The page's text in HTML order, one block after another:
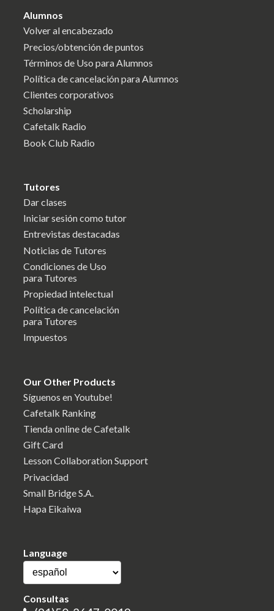
Alumnos
Volver al encabezado
Precios/obtención de puntos
Términos de Uso para Alumnos
Política de cancelación para Alumnos
Clientes corporativos
Scholarship
Cafetalk Radio
Book Club Radio
Tutores
Dar clases
Iniciar sesión como tutor
Entrevistas destacadas
Noticias de Tutores
Condiciones de Uso
para Tutores
Propiedad intelectual
Política de cancelación
para Tutores
Impuestos
Our Other Products
Síguenos en Youtube!
Cafetalk Ranking
Tienda online de Cafetalk
Gift Card
Lesson Collaboration Support
Privacidad
Small Bridge S.A.
Hapa Eikaiwa
Language
Consultas